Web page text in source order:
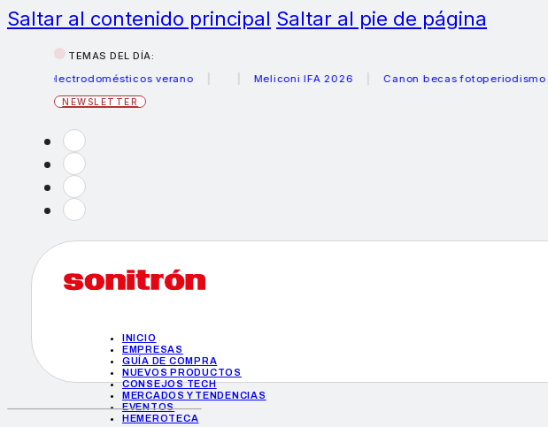
Saltar al contenido principal Saltar al pie de página
TEMAS DEL DÍA:
electrodomésticos verano
Meliconi IFA 2026 Canon becas fotoperiodismo
NEWSLETTER
INICIO
EMPRESAS
GUÍA DE COMPRA
NUEVOS PRODUCTOS
CONSEJOS TECH
MERCADOS Y TENDENCIAS
EVENTOS
HEMEROTECA